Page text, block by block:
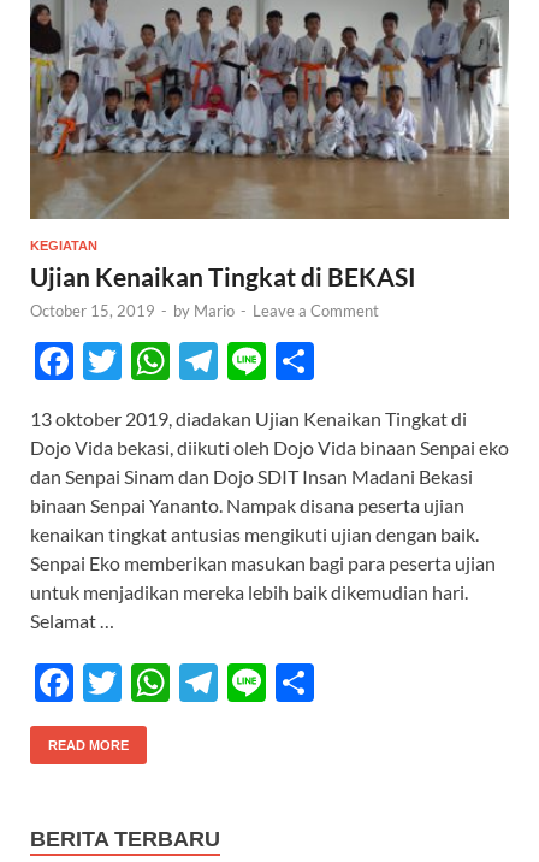
KEGIATAN
Ujian Kenaikan Tingkat di BEKASI
October 15, 2019 - by Mario - Leave a Comment
F
e
b
o
o
k
T
itt
er
W
at
s
A
p
p
T
e
gr
a
m
Li
e ar
e
13 oktober 2019, diadakan Ujian Kenaikan Tingkat di
Dojo Vida bekasi, diikuti oleh Dojo Vida binaan Senpai eko
dan Senpai Sinam dan Dojo SDIT Insan Madani Bekasi
binaan Senpai Yananto. Nampak disana peserta ujian
kenaikan tingkat antusias mengikuti ujian dengan baik.
Senpai Eko memberikan masukan bagi para peserta ujian
untuk menjadikan mereka lebih baik dikemudian hari.
Selamat …
F
ac
e
o
T
w
itt
W
A
T
a
Li
READ MORE
BERITA TERBARU